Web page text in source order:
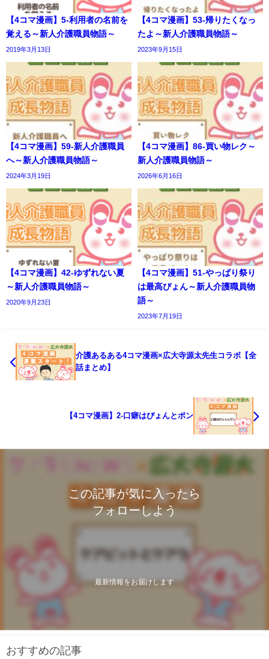
【4コマ漫画】5-利用者の名前を
覚える～新人介護職員物語～
2019年3月13日
【4コマ漫画】53-帰りたくなっ
たよ～新人介護職員物語～
2023年9月15日
【4コマ漫画】59-新人介護職員
へ～新人介護職員物語～
2024年3月19日
【4コマ漫画】86-買い物レク～
新人介護職員物語～
2026年6月16日
【4コマ漫画】42-ゆずれない夏
～新人介護職員物語～
2020年9月23日
【4コマ漫画】51-やっぱり祭り
は最高ぴょん～新人介護職員物
語～
2023年7月19日
介護あるある4コマ漫画×広大寺源太先生コラボ【全
話まとめ】
【4コマ漫画】2-口癖はぴょんとポン
この記事が気に入ったら
フォローしよう
最新情報をお届けします
おすすめの記事